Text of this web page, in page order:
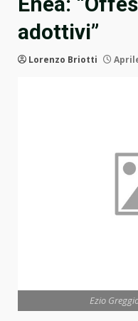
adottivi”
Lorenzo Briotti
Ezio